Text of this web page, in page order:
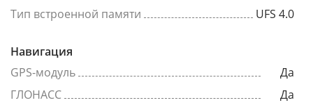
Тип встроенной памяти
UFS 4.0
Навигация
GPS-модуль
Да
ГЛОНАСС
Да